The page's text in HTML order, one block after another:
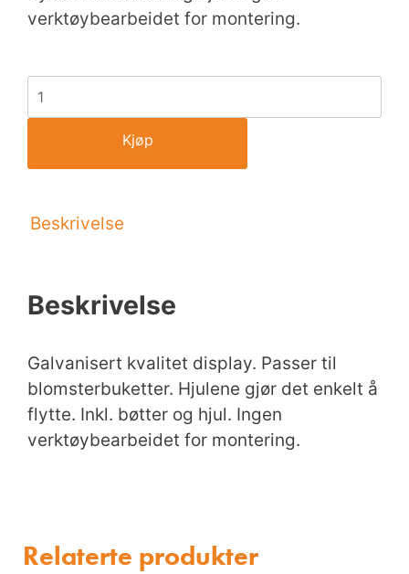
verktøybearbeidet for montering.
Kjøp
Beskrivelse
Beskrivelse
Galvanisert kvalitet display. Passer til
blomsterbuketter. Hjulene gjør det enkelt å
flytte. Inkl. bøtter og hjul. Ingen
verktøybearbeidet for montering.
Relaterte produkter